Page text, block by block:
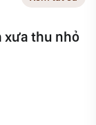
xưa thu nhỏ